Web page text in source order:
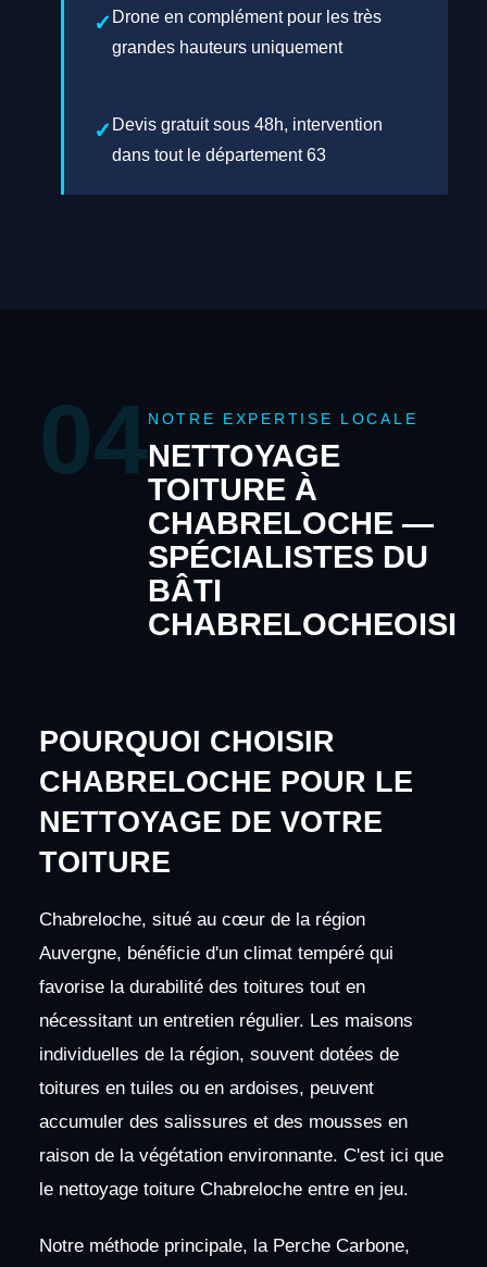
Drone en complément pour les très
grandes hauteurs uniquement
Devis gratuit sous 48h, intervention
dans tout le département 63
04NOTRE EXPERTISE LOCALE
NETTOYAGE
TOITURE À
CHABRELOCHE —
SPÉCIALISTES DU
BÂTI
CHABRELOCHEOISI
POURQUOI CHOISIR
CHABRELOCHE POUR LE
NETTOYAGE DE VOTRE
TOITURE
Chabreloche, situé au cœur de la région
Auvergne, bénéficie d'un climat tempéré qui
favorise la durabilité des toitures tout en
nécessitant un entretien régulier. Les maisons
individuelles de la région, souvent dotées de
toitures en tuiles ou en ardoises, peuvent
accumuler des salissures et des mousses en
raison de la végétation environnante. C'est ici que
le nettoyage toiture Chabreloche entre en jeu.
Notre méthode principale, la Perche Carbone,